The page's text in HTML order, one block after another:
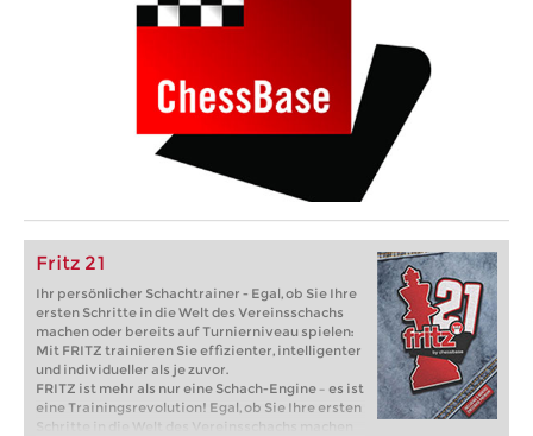
Fritz 21
Ihr persönlicher Schachtrainer - Egal, ob Sie Ihre
ersten Schritte in die Welt des Vereinsschachs
machen oder bereits auf Turnierniveau spielen:
Mit FRITZ trainieren Sie effizienter, intelligenter
und individueller als je zuvor.
FRITZ ist mehr als nur eine Schach-Engine – es ist
eine Trainingsrevolution! Egal, ob Sie Ihre ersten
Schritte in die Welt des Vereinsschachs machen